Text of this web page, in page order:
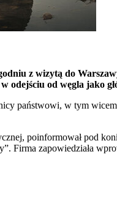
z wizytą do
odejściu od węgla jako
państwowi, w tym
poinformował pod
Firma zapowiedziała